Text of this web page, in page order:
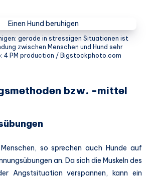
gerade in stressigen Situationen ist
zwischen Menschen und Hund sehr
4 PM production / Bigstockphoto.com
bzw. -mittel
so sprechen auch Hunde auf
an. Da sich die Muskeln des
Angstsituation verspannen, kann ein